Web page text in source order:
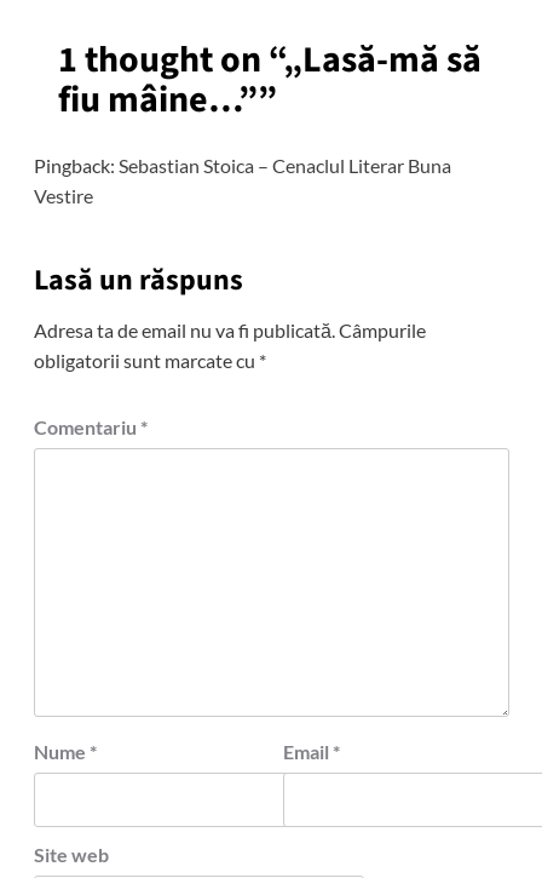
1 thought on “„Lasă-mă să
fiu mâine…””
Pingback: Sebastian Stoica – Cenaclul Literar Buna
Vestire
Lasă un răspuns
Adresa ta de email nu va fi publicată.Câmpurile
obligatorii sunt marcate cu *
Comentariu *
Nume * Email *
Site web